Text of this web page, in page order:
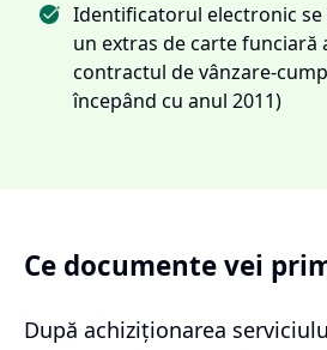
Identificatorul electronic
un extras de carte funciară
contractul de vânzare-
începând cu anul 2011)
Ce documente vei
După achiziționarea